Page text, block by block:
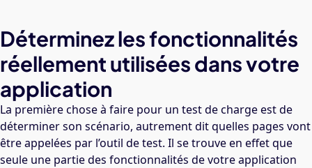
Déterminez les fonctionnalités
réellement utilisées dans votre
application
La première chose à faire pour un test de charge est de
déterminer son scénario, autrement dit quelles pages vont
être appelées par l’outil de test. Il se trouve en effet que
seule une partie des fonctionnalités de votre application